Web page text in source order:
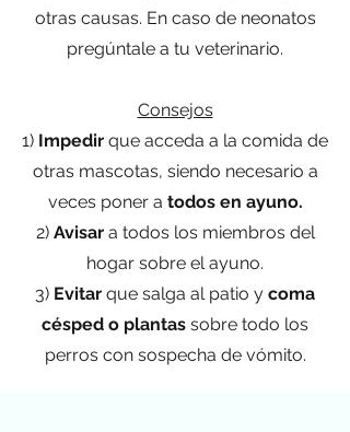
otras causas. En caso de neonatos
pregúntale a tu veterinario.
Consejos
1) Impedir que acceda a la comida de
otras mascotas, siendo necesario a
veces poner a todos en ayuno.
2) Avisara todos los miembros del
hogar sobre el ayuno.
3) Evitar que salga al patio y coma
césped o plantas sobre todo los
perros con sospecha de vómito.